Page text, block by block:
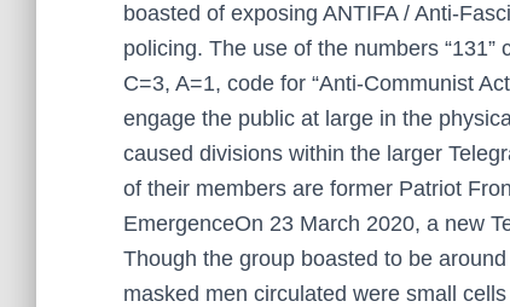
boasted of exposing ANTIFA / Anti-
policing. The use of the numbers
C=3, A=1, code for “Anti-Communist
engage the public at large in the
caused divisions within the larger
of their members are former Patriot
EmergenceOn 23 March 2020, a new
Though the group boasted to be
masked men circulated were small